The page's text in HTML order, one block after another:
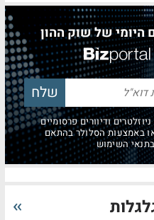
היומי של שוק ההון
ודיוורים פרסומיים
באמצעות הסלולר בהתאם